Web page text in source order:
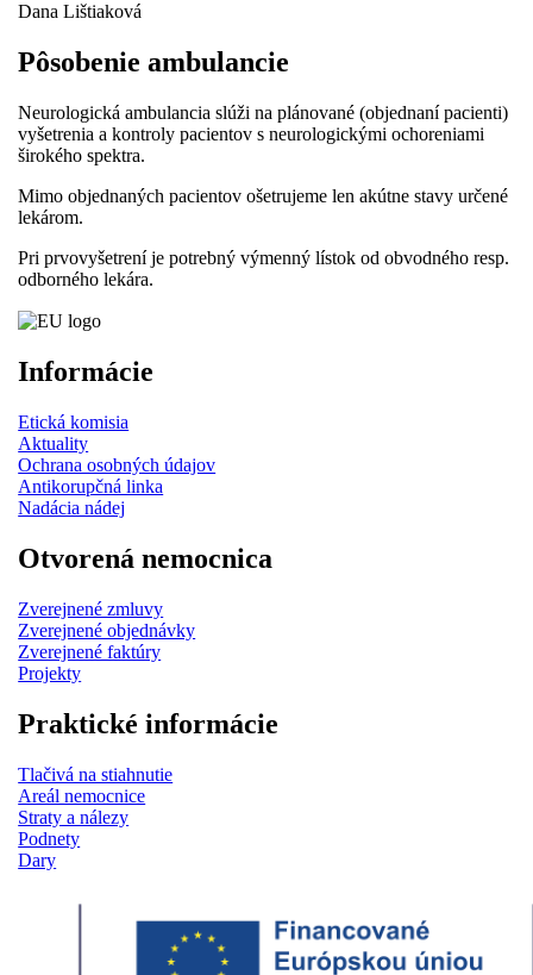
Dana Lištiaková
Pôsobenie ambulancie
Neurologická ambulancia slúži na plánované (objednaní pacienti)
vyšetrenia a kontroly pacientov s neurologickými ochoreniami
širokého spektra.
Mimo objednaných pacientov ošetrujeme len akútne stavy určené
lekárom.
Pri prvovyšetrení je potrebný výmenný lístok od obvodného resp.
odborného lekára.
Informácie
Etická komisia
Aktuality
Ochrana osobných údajov
Antikorupčná linka
Nadácia nádej
Otvorená nemocnica
Zverejnené zmluvy
Zverejnené objednávky
Zverejnené faktúry
Projekty
Praktické informácie
Tlačivá na stiahnutie
Areál nemocnice
Straty a nálezy
Podnety
Dary